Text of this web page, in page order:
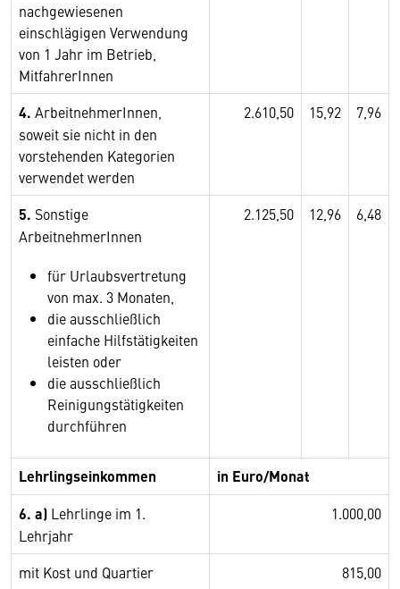
nachgewiesenen
einschlägigen Verwendung
von 1 Jahr im Betrieb,
MitfahrerInnen
4. ArbeitnehmerInnen,
soweit sie nicht in den
vorstehenden Kategorien
verwendet werden
2.610,50 15,92 7,96
5. Sonstige
ArbeitnehmerInnen
für Urlaubsvertretung
von max. 3 Monaten,
die ausschließlich
einfache Hilfstätigkeiten
leisten oder
die ausschließlich
Reinigungstätigkeiten
durchführen
2.125,50 12,96 6,48
Lehrlingseinkommen
in Euro/Monat
6. a) Lehrlinge im 1.
Lehrjahr
1.000,00
mit Kost und Quartier 815,00